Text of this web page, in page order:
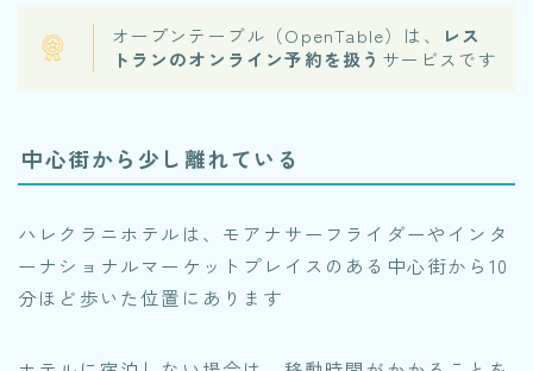
オープンテーブル（OpenTable）は、
レス
トランのオンライン予約を扱う サービスです
中心街から少し離れている
ハレクラニホテルは、モアナサーフライダーやインタ
ーナショナルマーケットプレイスのある中心街から10
分ほど歩いた位置にあります